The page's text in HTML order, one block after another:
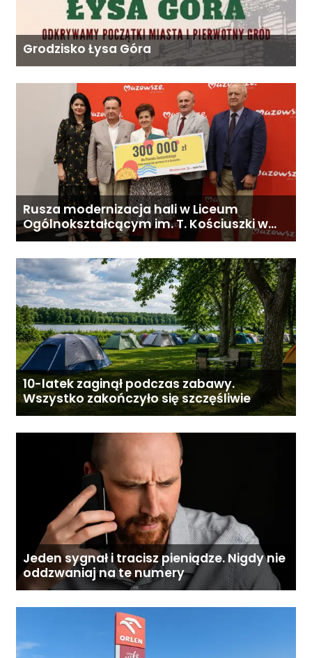
Grodzisko Łysa Góra
Rusza modernizacja hali w Liceum
Ogólnokształcącym im. T. Kościuszki w
Gostyninie
10-latek zaginął podczas zabawy.
Wszystko zakończyło się szczęśliwie
Jeden sygnał i tracisz pieniądze. Nigdy nie
oddzwaniaj na te numery